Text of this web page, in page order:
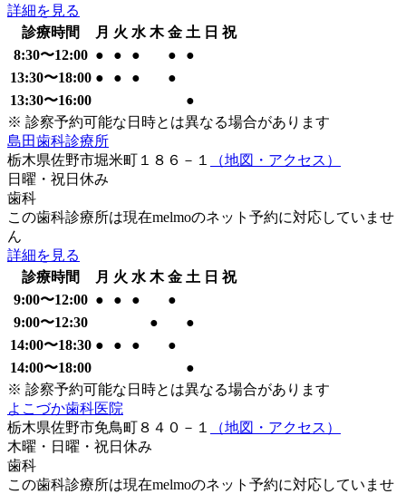
詳細を見る
診療時間
月 火 水 木 金 土 日 祝
8:30〜12:00 ● ● ● ●
●
13:30〜18:00 ● ● ●
●
13:30〜16:00
●
※ 診察予約可能な日時とは異なる場合があります
島田歯科診療所
栃木県佐野市堀米町１８６－１
（地図・アクセス）
日曜・祝日 休み
歯科
この歯科診療所は現在melmoのネット予約に対応していませ
ん
詳細を見る
診療時間
月 火 水 木 金 土 日 祝
9:00〜12:00 ● ● ●
●
9:00〜12:30 ●
●
14:00〜18:30 ● ● ●
●
14:00〜18:00
●
※ 診察予約可能な日時とは異なる場合があります
よこづか歯科医院
栃木県佐野市免鳥町８４０－１
（地図・アクセス）
木曜・日曜・祝日 休み
歯科
この歯科診療所は現在melmoのネット予約に対応していませ